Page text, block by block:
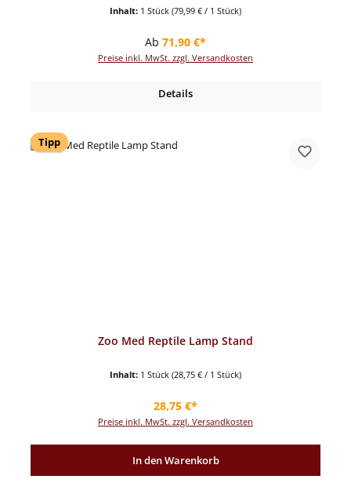
Inhalt: 1 Stück (79,99 € / 1 Stück)
Regulärer Preis:
Ab 71,90 €*
Preise inkl. MwSt. zzgl. Versandkosten
Details
Tipp
Zoo Med Reptile Lamp Stand
Inhalt: 1 Stück (28,75 € / 1 Stück)
Regulärer Preis:
28,75 €*
Preise inkl. MwSt. zzgl. Versandkosten
In den Warenkorb